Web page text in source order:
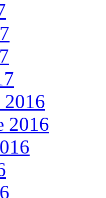
2016
2016